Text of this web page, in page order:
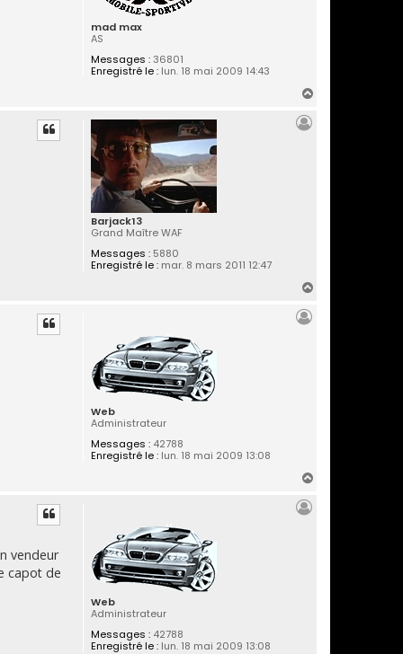
mad max
AS
Messages :36801
Enregistré le :lun. 18 mai 2009 14:43
Barjack13
Grand Maître WAF
Messages :5880
Enregistré le :mar. 8 mars 2011 12:47
Web
Administrateur
Messages :42788
Enregistré le :lun. 18 mai 2009 13:08
Web
Administrateur
Messages :42788
Enregistré le :lun. 18 mai 2009 13:08
vendeur
capot de